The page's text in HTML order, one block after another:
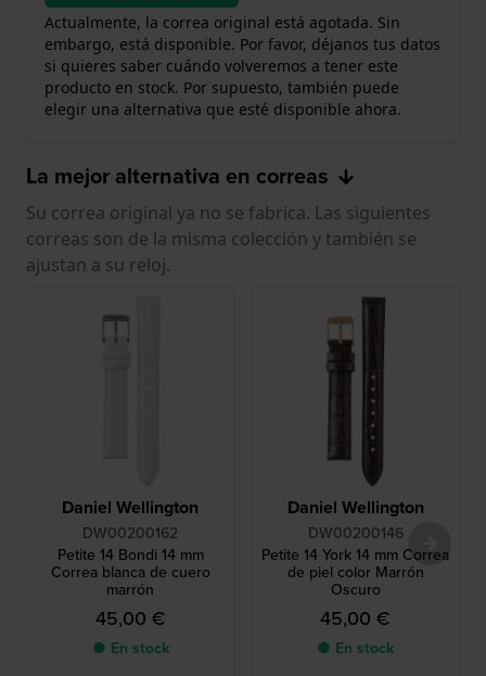
Actualmente, la correa original está agotada. Sin
embargo, está disponible. Por favor, déjanos tus datos
si quieres saber cuándo volveremos a tener este
producto en stock. Por supuesto, también puede
elegir una alternativa que esté disponible ahora.
La mejor alternativa en correas
Su correa original ya no se fabrica. Las siguientes
correas son de la misma colección y también se
ajustan a su reloj.
Daniel Wellington
DW00200162
Petite 14 Bondi 14 mm
Correa blanca de cuero
marrón
45,00 €
● En stock
Daniel Wellington
DW00200146
Petite 14 York 14 mm Correa
de piel color Marrón
Oscuro
45,00 €
● En stock